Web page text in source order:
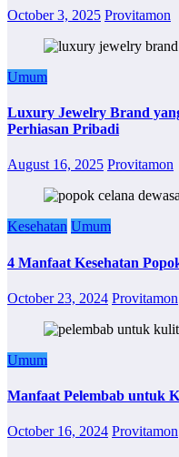
October 3, 2025 Provitamon
Umum
Luxury Jewelry Brand
Perhiasan Pribadi
August 16, 2025 Provitamon
Kesehatan Umum
4 Manfaat Kesehatan
October 23, 2024 Provitamon
Umum
Manfaat Pelembab untuk
October 16, 2024 Provitamon